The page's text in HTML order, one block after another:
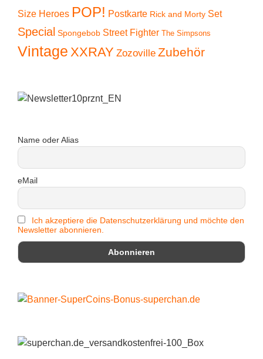
Size Heroes POP! Postkarte Rick and Morty Set
Special Spongebob Street Fighter The Simpsons
Vintage XXRAY Zozoville Zubehör
Name oder Alias
eMail
Ich akzeptiere die Datenschutzerklärung und möchte den
Newsletter abonnieren.